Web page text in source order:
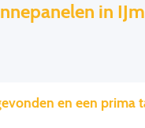
in
en een prima